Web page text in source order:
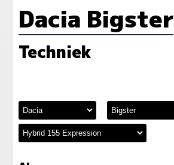
Dacia Bigster
Techniek